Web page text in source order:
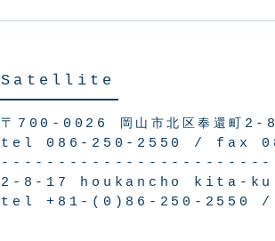
Satellite
〒700-0026 岡山市北区奉還町 2-
tel 086-250-2550 / fax
2-8-17 houkancho kita-ku
tel +81-(0)86-250-2550